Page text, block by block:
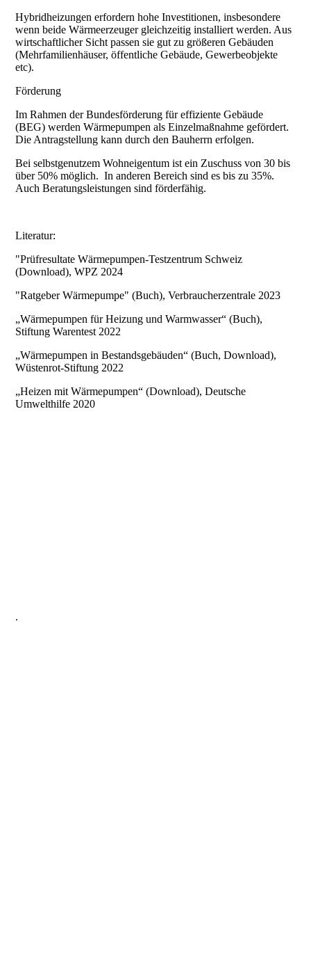
Hybridheizungen erfordern hohe Investitionen, insbesondere
wenn beide Wärmeerzeuger gleichzeitig installiert werden. Aus
wirtschaftlicher Sicht passen sie gut zu größeren Gebäuden
(Mehrfamilienhäuser, öffentliche Gebäude, Gewerbeobjekte
etc).
Förderung
Im Rahmen der Bundesförderung für effiziente Gebäude
(BEG) werden Wärmepumpen als Einzelmaßnahme gefördert.
Die Antragstellung kann durch den Bauherrn erfolgen.
Bei selbstgenutzem Wohneigentum ist ein Zuschuss von 30 bis
über 50% möglich. In anderen Bereich sind es bis zu 35%.
Auch Beratungsleistungen sind förderfähig.
Literatur:
"Prüfresultate Wärmepumpen-Testzentrum Schweiz
(Download), WPZ 2024
"Ratgeber Wärmepumpe" (Buch), Verbraucherzentrale 2023
„Wärmepumpen für Heizung und Warmwasser“ (Buch),
Stiftung Warentest 2022
„Wärmepumpen in Bestandsgebäuden“ (Buch, Download),
Wüstenrot-Stiftung 2022
„Heizen mit Wärmepumpen“ (Download), Deutsche
Umwelthilfe 2020
.